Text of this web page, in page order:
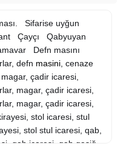
Sifarise uyğun
Çayçı Qabyuyan
Defn masını
defn masini, cenaze
çadir icaresi,
magar, çadir icaresi,
magar, çadir icaresi,
stol icaresi, stul
stol stul icaresi, qab,
qab icaresi, qab qasiğ
kirayesi, Vip ve